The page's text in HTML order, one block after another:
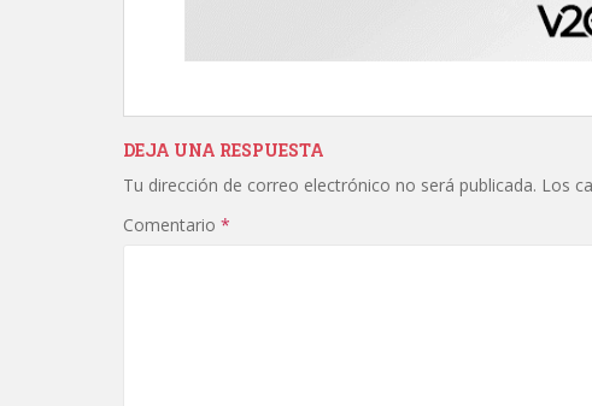
DEJA UNA RESPUESTA
Tu dirección de correo electrónico no será publicada. Los
Comentario *